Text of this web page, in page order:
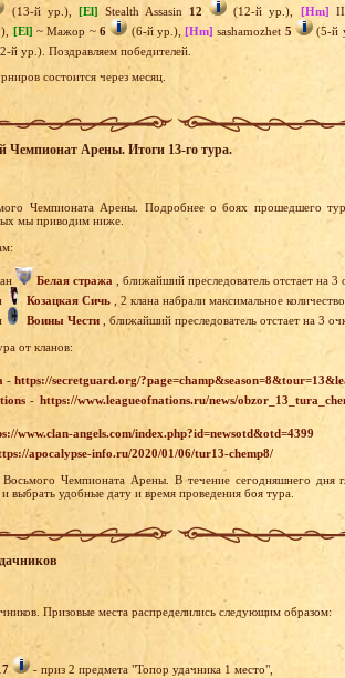
(13-й ур.), [El] Stealth Assasin12 (12-й ур.), [Hm]
[El] ~ Мажор ~ 6 (6-й ур.), [Hm] sashamozhet 5 (5-й
й ур.). Поздравляем победителей.
состоится через месяц.
Чемпионат Арены. Итоги 13-го тура.
Чемпионата Арены. Подробнее о боях прошедшего
мы приводим ниже.
Белая стража , ближайший преследователь отстает на 3
Козацкая Сичь , 2 клана набрали максимальное
Воины Чести , ближайший преследователь отстает на 3
от кланов:
- https://secretguard.org/
-https://www.leagueofnations.ru/news/
www.clan-angels.com/index.php?id=newsotd&otd=4399
apocalypse-info.ru/2020/01/06/tur13-chemp8/
Чемпионата Арены. В течение сегодняшнего дня
выбрать удобные дату и время проведения боя тура.
Призовые места распределились следующим образом:
- приз 2 предмета "Топор удачника 1 место",